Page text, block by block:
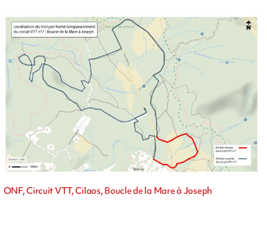
ONF, Circuit VTT, Cilaos, Boucle de la Mare à Joseph